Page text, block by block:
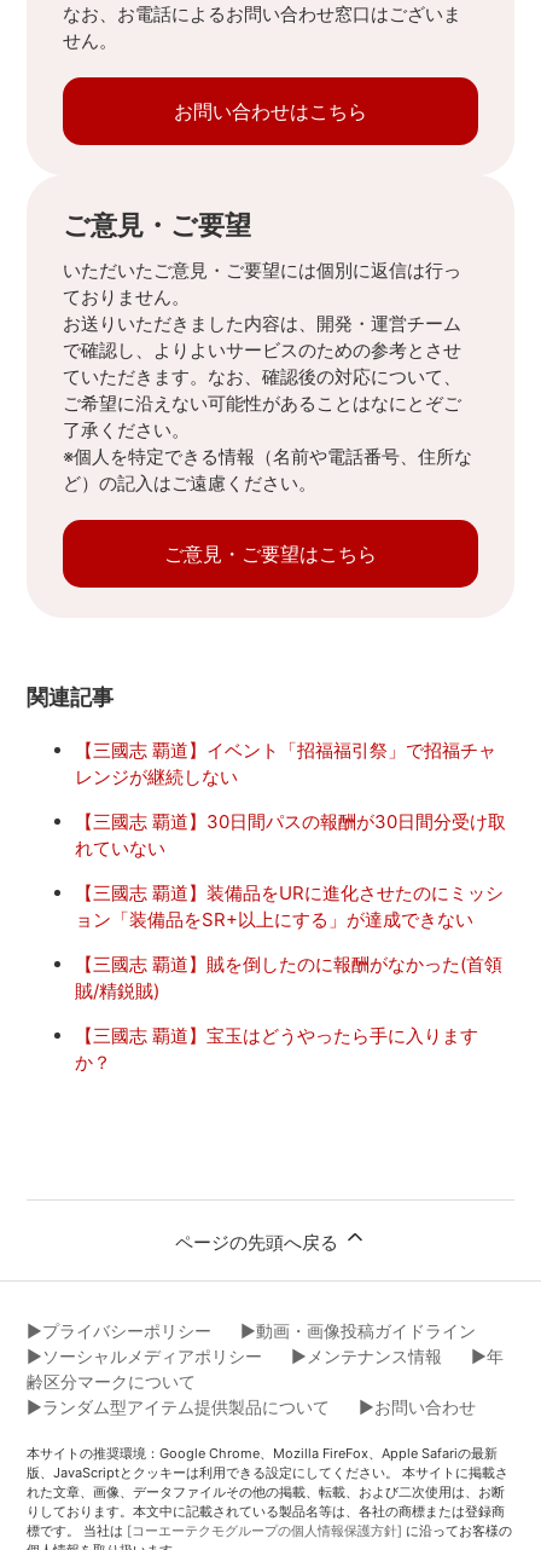
なお、お電話によるお問い合わせ窓口はございま
せん。
お問い合わせはこちら
ご意見・ご要望
いただいたご意見・ご要望には個別に返信は行っ
ておりません。
お送りいただきました内容は、開発・運営チーム
で確認し、よりよいサービスのための参考とさせ
ていただきます。なお、確認後の対応について、
ご希望に沿えない可能性があることはなにとぞご
了承ください。
※個人を特定できる情報（名前や電話番号、住所な
ど）の記入はご遠慮ください。
ご意見・ご要望はこちら
関連記事
【三國志 覇道】イベント「招福福引祭」で招福チャ
レンジが継続しない
【三國志 覇道】30日間パスの報酬が30日間分受け取
れていない
【三國志 覇道】装備品をURに進化させたのにミッシ
ョン「装備品をSR+以上にする」が達成できない
【三國志 覇道】賊を倒したのに報酬がなかった(首領
賊/精鋭賊)
【三國志 覇道】宝玉はどうやったら手に入ります
か？
ページの先頭へ戻る
▶︎プライバシーポリシー
▶︎動画・画像投稿ガイドライン
▶︎ソーシャルメディアポリシー
▶︎メンテナンス情報
▶︎年
齢区分マークについて
▶︎ランダム型アイテム提供製品について
▶︎お問い合わせ
本サイトの推奨環境：Google Chrome、Mozilla FireFox、Apple Safariの最新
版、JavaScriptとクッキーは利用できる設定にしてください。 本サイトに掲載さ
れた文章、画像、データファイルその他の掲載、転載、および二次使用は、お断
りしております。本文中に記載されている製品名等は、各社の商標または登録商
標です。 当社は [コーエーテクモグループの個人情報保護方針] に沿ってお客様の